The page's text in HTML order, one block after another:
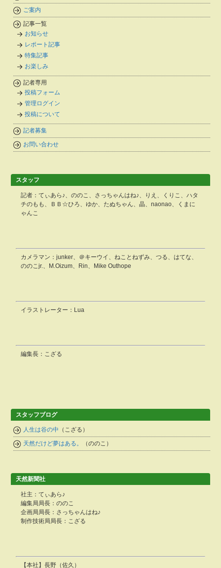
ご案内
記事一覧
お知らせ
レポート記事
特集記事
お楽しみ
記者専用
投稿フォーム
管理ログイン
投稿について
記者募集
お問い合わせ
スタッフ
記者：てぃあら♪、ののこ、さっちゃんはね♪、りえ、くりこ、ハタ
チのもも、ＢＢ☆ひろ、ゆか、たぬちゃん、晶、naonao、くまに
ゃんこ
カメラマン：junker、＠キーウイ、ねことねずみ、つる、はてな、
ののこjr.、M.Oizum、Rin、Mike Outhope
イラストレーター：Lua
編集長：こざる
スタッフブログ
人生は谷の中 （こざる）
天然だけど夢はある。
（ののこ）
天然新聞社
社主：てぃあら♪
編集局局長：ののこ
企画局局長：さっちゃんはね♪
制作技術局局長：こざる
【本社】長野（佐久）